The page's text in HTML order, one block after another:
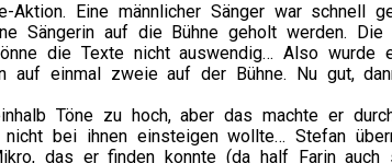
Eine männlicher Sänger war schnell
Sängerin auf die Bühne geholt werden.
die Texte nicht auswendig… Also wurde
auf einmal zweie auf der Bühne. Nu gut,
Töne zu hoch, aber das machte er
bei ihnen einsteigen wollte… Stefan
das er finden konnte (da half Farin auch